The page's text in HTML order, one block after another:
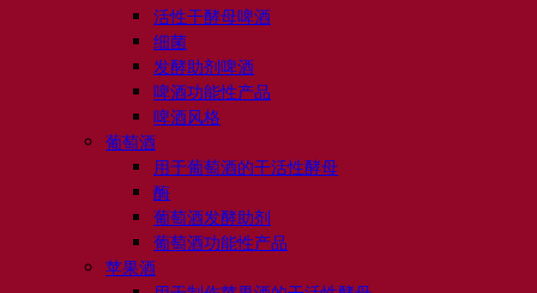
活性干酵母啤酒
细菌
发酵助剂啤酒
啤酒功能性产品
啤酒风格
葡萄酒
用于葡萄酒的干活性酵母
酶
葡萄酒发酵助剂
葡萄酒功能性产品
苹果酒